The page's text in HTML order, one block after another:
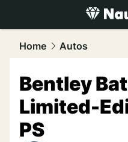
luxury.NAU.ch
Home Autos
Bentley
Limited-
PS